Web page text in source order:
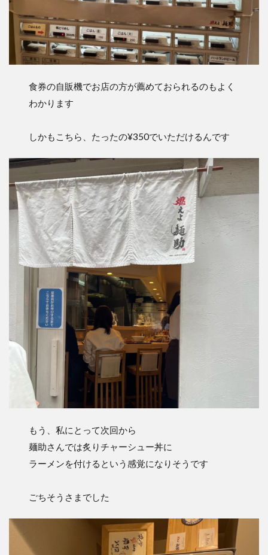
食券の自販機でお店の方が薦めておられるのもよく
わかります
しかもこちら、たったの¥350でいただけるんです
もう、私にとって次回から
麺助さんでは炙りチャーシュー丼に
ラーメンを付けるという感覚になりそうです
ごちそうさまでした